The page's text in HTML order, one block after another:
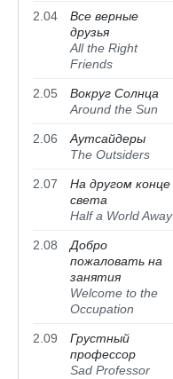
2.04
Все верные
друзья
All the Right
Friends
2.05
Вокруг Солнца
Around the Sun
2.06
Аутсайдеры
The Outsiders
2.07
На другом конце
света
Half a World Away
2.08
Добро
пожаловать на
занятия
Welcome to the
Occupation
2.09
Грустный
профессор
Sad Professor